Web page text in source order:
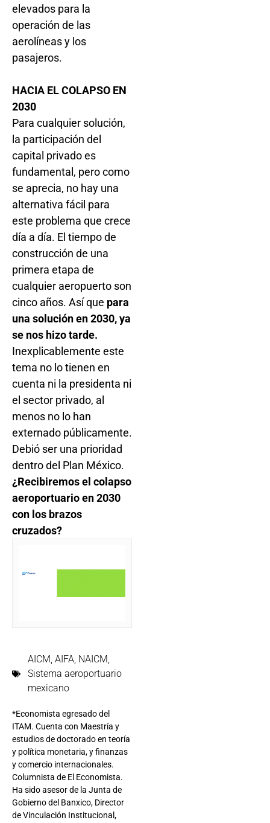
elevados para la
operación de las
aerolíneas y los
pasajeros.
HACIA EL COLAPSO EN
2030
Para cualquier solución,
la participación del
capital privado es
fundamental, pero como
se aprecia, no hay una
alternativa fácil para
este problema que crece
día a día. El tiempo de
construcción de una
primera etapa de
cualquier aeropuerto son
cinco años. Así que para
una solución en 2030, ya
se nos hizo tarde.
Inexplicablemente este
tema no lo tienen en
cuenta ni la presidenta ni
el sector privado, al
menos no lo han
externado públicamente.
Debió ser una prioridad
dentro del Plan México.
¿Recibiremos el colapso
aeroportuario en 2030
con los brazos
cruzados?
AICM, AIFA, NAICM,
Sistema aeroportuario
mexicano
*Economista egresado del
ITAM. Cuenta con Maestría y
estudios de doctorado en teoría
y política monetaria, y finanzas
y comercio internacionales.
Columnista de El Economista.
Ha sido asesor de la Junta de
Gobierno del Banxico, Director
de Vinculación Institucional,